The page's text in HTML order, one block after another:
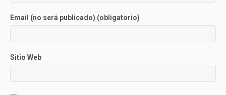
Email (no será publicado) (obligatorio)
Sitio Web